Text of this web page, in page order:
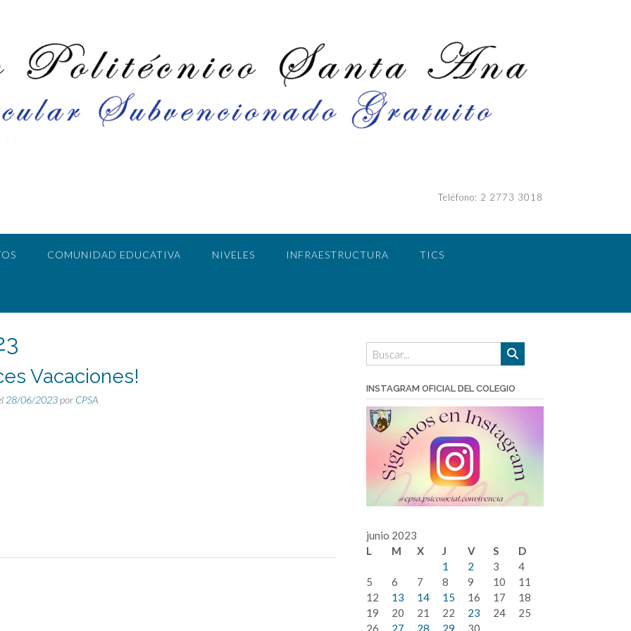
Teléfono: 2 2773 3018
COMUNIDAD EDUCATIVA NIVELES INFRAESTRUCTURA TICS
Vacaciones!
28/06/2023por CPSA
INSTAGRAM OFICIAL DEL COLEGIO
junio 2023
L
M X J V S
D
1
2 3
4
5
6 7 8 9 10
11
12
13 14 15 16 17
18
19
20 21 22 23 24
25
26
27 28 29 30